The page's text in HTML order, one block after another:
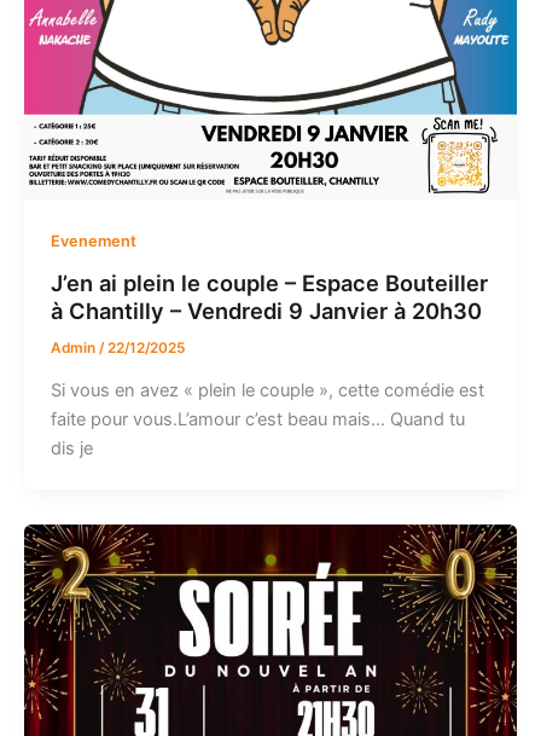
Evenement
J’en ai plein le couple – Espace Bouteiller
à Chantilly – Vendredi 9 Janvier à 20h30
Admin /22/12/2025
Si vous en avez « plein le couple », cette comédie est
faite pour vous.L’amour c’est beau mais… Quand tu
dis je